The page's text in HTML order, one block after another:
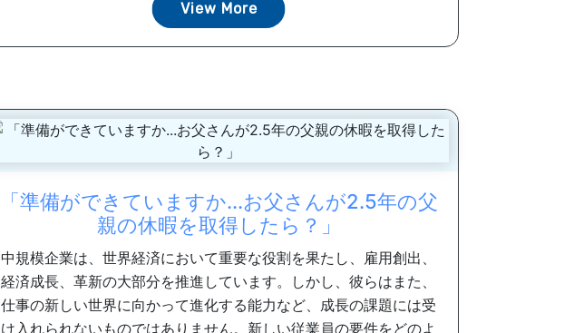
View More
「準備ができていますか...お父さんが2.5年の父
親の休暇を取得したら？」
中規模企業は、世界経済において重要な役割を果たし、雇用創出、
経済成長、革新の大部分を推進しています。しかし、彼らはまた、
仕事の新しい世界に向かって進化する能力など、成長の課題には受
け入れられないものではありません。新しい従業員の要件をどのよ